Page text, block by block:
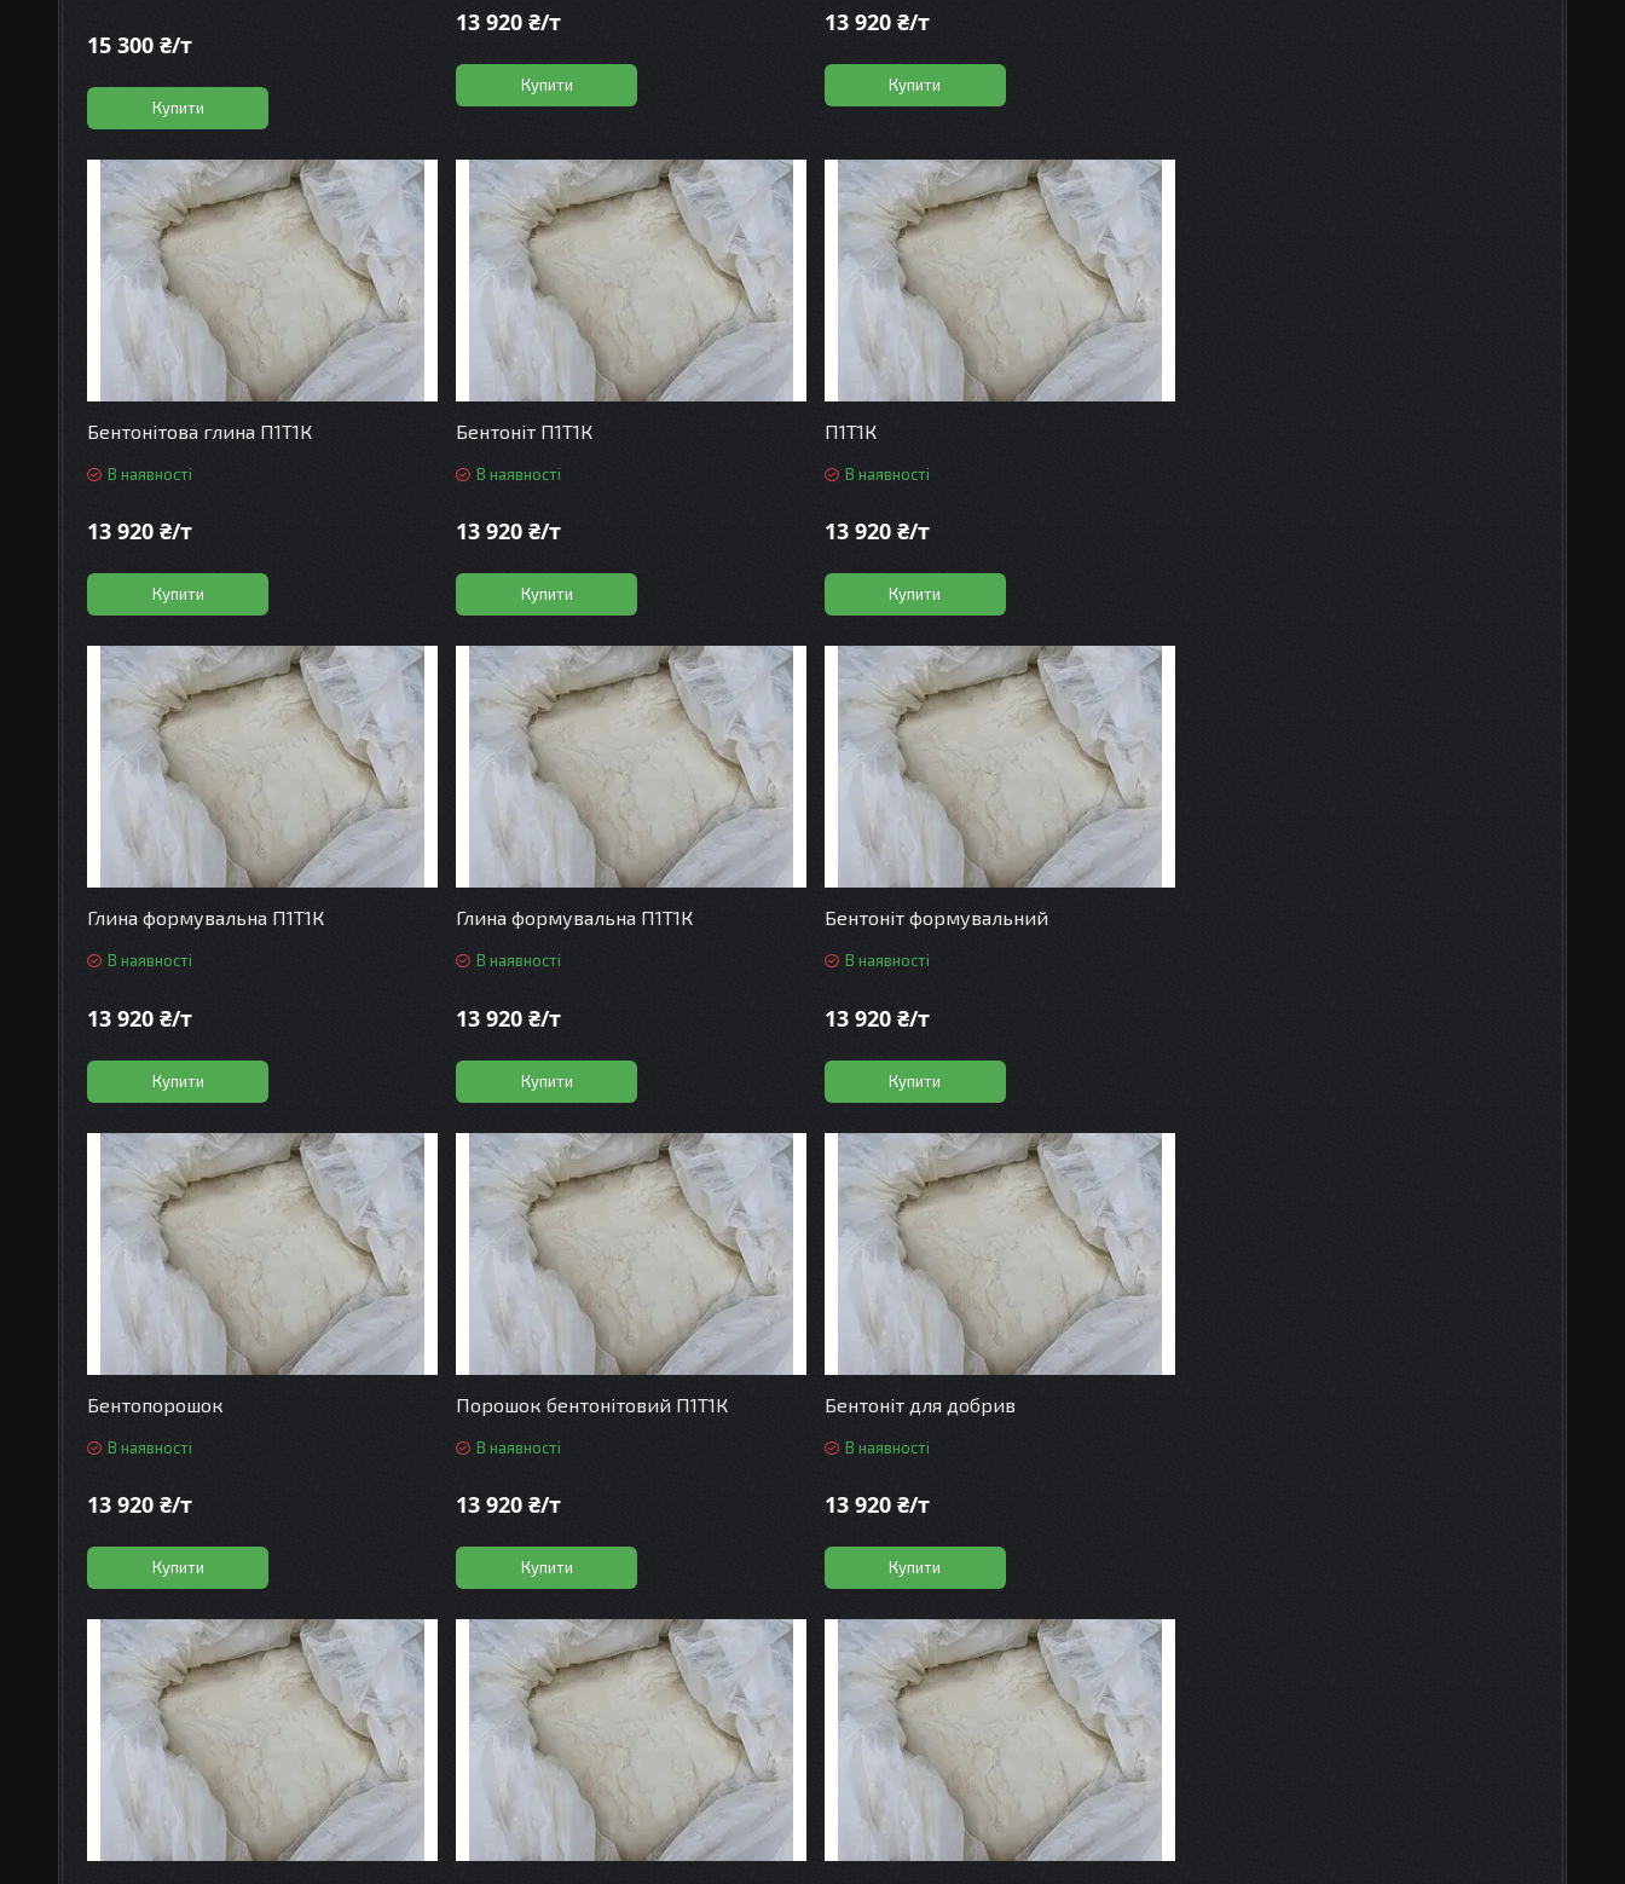
15 300 ₴/т
Купити
13 920 ₴/т
Купити
13 920 ₴/т
Купити
Бентонітова глина П1Т1К
В наявності
13 920 ₴/т
Купити
Бентоніт П1Т1К
В наявності
13 920 ₴/т
Купити
П1Т1К
В наявності
13 920 ₴/т
Купити
Глина формувальна П1Т1К
В наявності
13 920 ₴/т
Купити
Глина формувальна П1Т1К
В наявності
13 920 ₴/т
Купити
Бентоніт формувальний
В наявності
13 920 ₴/т
Купити
Бентопорошок
В наявності
13 920 ₴/т
Купити
Порошок бентонітовий П1Т1К
В наявності
13 920 ₴/т
Купити
Бентоніт для добрив
В наявності
13 920 ₴/т
Купити